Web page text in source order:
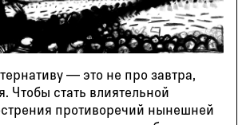
— это не про завтра,
Чтобы стать влиятельной
противоречий нынешней